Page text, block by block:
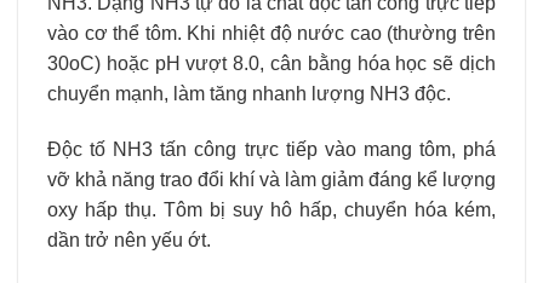
vào cơ thể tôm. Khi nhiệt độ nước cao (thường trên
30oC) hoặc pH vượt 8.0, cân bằng hóa học sẽ dịch
chuyển mạnh, làm tăng nhanh lượng NH3​ độc.
Độc tố NH3​ tấn công trực tiếp vào mang tôm, phá
vỡ khả năng trao đổi khí và làm giảm đáng kể lượng
oxy hấp thụ. Tôm bị suy hô hấp, chuyển hóa kém,
dần trở nên yếu ớt.